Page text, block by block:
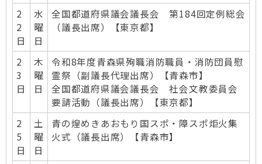
2
2
日
水
曜
日
全国都道府県議会議長会 第184回定例総会
（議長出席）【東京都】
2
3
日
木
曜
日
令和8年度青森県殉職消防職員・消防団員慰
霊祭（副議長代理出席）【青森市】
全国都道府県議会議長会 社会文教委員会
要請活動（議長出席）【東京都】
2
5
日
土
曜
日
青の煌めきあおもり国スポ・障スポ炬火集
火式（議長出席）【青森市】